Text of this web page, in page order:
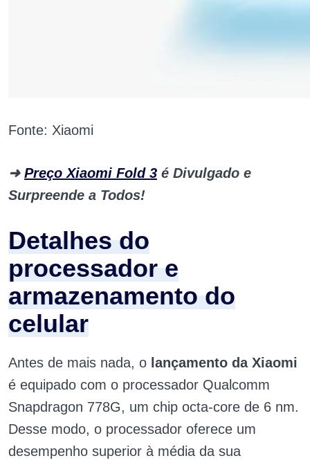
Fonte: Xiaomi
➜ Preço Xiaomi Fold 3 é Divulgado e
Surpreende a Todos!
Detalhes do
processador e
armazenamento do
celular
Antes de mais nada, o lançamento da Xiaomi
é equipado com o processador Qualcomm
Snapdragon 778G, um chip octa-core de 6 nm.
Desse modo, o processador oferece um
desempenho superior à média da sua